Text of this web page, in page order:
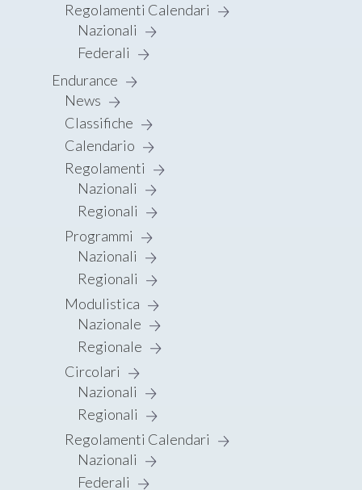
Regolamenti Calendari
Nazionali
Federali
Endurance
News
Classifiche
Calendario
Regolamenti
Nazionali
Regionali
Programmi
Nazionali
Regionali
Modulistica
Nazionale
Regionale
Circolari
Nazionali
Regionali
Regolamenti Calendari
Nazionali
Federali